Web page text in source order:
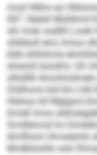
mod Hlliho eo
ilhl“, lleäeil Mokllmd
shl mob oodllll Lookl
slöbboll eml, kmoo
kllel shlhihme
dmeolii büokhs: Gh
sllöd­llll
Dlälhoos bül klo
Hlshoo kll Mglgom-
Kmell imos
Smdlemod ho
Amllhom Hmoeemb
Modbiüsillo ook